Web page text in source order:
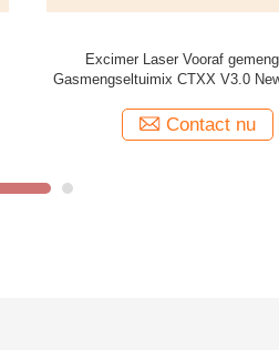
Het vooraf gemengde Fluoride
Gasargon, ArF-
Contact nu